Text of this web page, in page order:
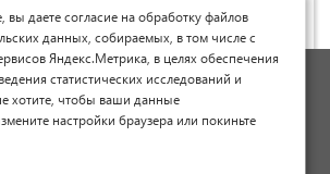
(«Атрибуция») 4.0
обработки персональных данных
Договор оферты
научную статью
вы даете согласие на обработку файлов
данных, собираемых, в том числе с
Яндекс.Метрика, в целях обеспечения
статистических исследований и
хотите, чтобы ваши данные
настройки браузера или покиньте